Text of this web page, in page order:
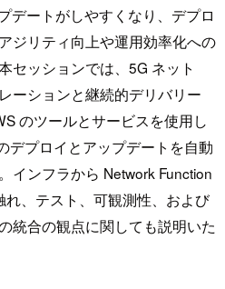
デートがしやすくなり、デプロ
ジリティ向上や運用効率化への
セッションでは、5G ネット
ーションと継続的デリバリー
のツールとサービスを使用し
デプロイとアップデートを自動
インフラから Network Function
れ、テスト、可観測性、および
統合の観点に関しても説明いた